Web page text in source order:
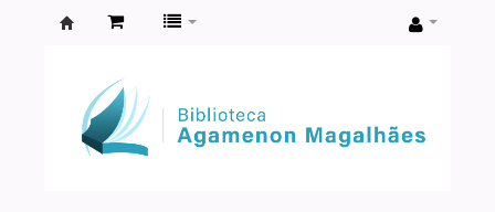
Agamenon
Magalhães